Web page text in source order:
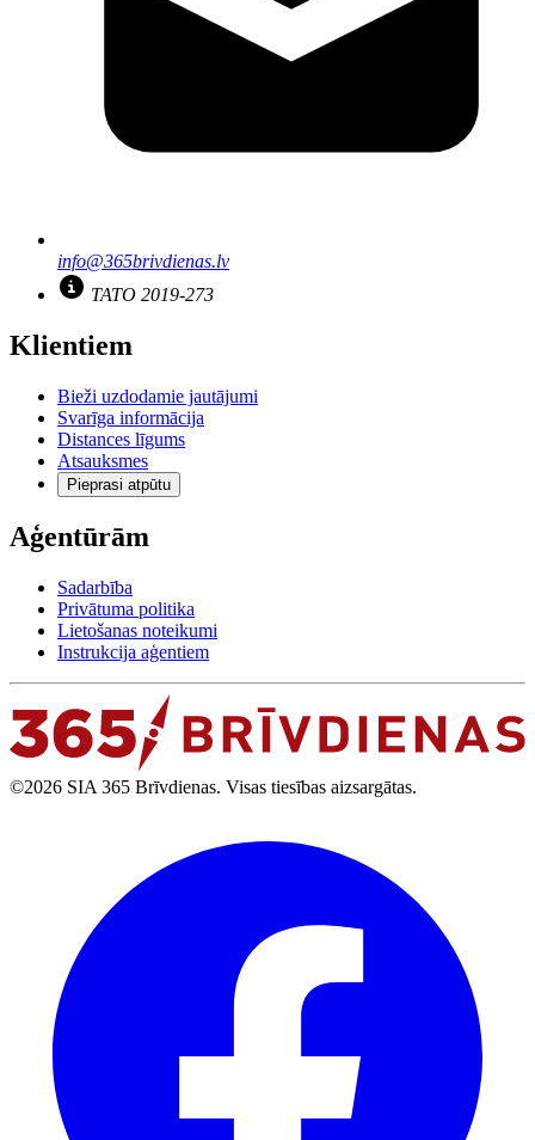
info@365brivdienas.lv
TATO 2019-273
Klientiem
Bieži uzdodamie jautājumi
Svarīga informācija
Distances līgums
Atsauksmes
Pieprasi atpūtu
Aģentūrām
Sadarbība
Privātuma politika
Lietošanas noteikumi
Instrukcija aģentiem
©2026 SIA 365 Brīvdienas. Visas tiesības aizsargātas.